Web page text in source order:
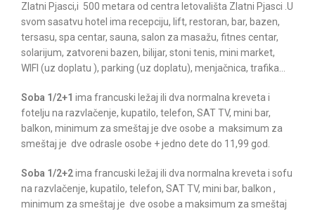
Zlatni Pjasci,i 500 metara od centra letovališta Zlatni Pjasci .U
svom sasatvu hotel ima recepciju, lift, restoran, bar, bazen,
tersasu, spa centar, sauna, salon za masažu, fitnes centar,
solarijum, zatvoreni bazen, bilijar, stoni tenis, mini market,
WIFI (uz doplatu ), parking (uz doplatu), menjačnica, trafika…
Soba 1/2+1 ima francuski ležaj ili dva normalna kreveta i
fotelju na razvlačenje, kupatilo, telefon, SAT TV, mini bar,
balkon, minimum za smeštaj je dve osobe a maksimum za
smeštaj je dve odrasle osobe + jedno dete do 11,99 god.
Soba 1/2+2ima francuski ležaj ili dva normalna kreveta i sofu
na razvlačenje, kupatilo, telefon, SAT TV, mini bar, balkon ,
minimum za smeštaj je dve osobe a maksimum za smeštaj